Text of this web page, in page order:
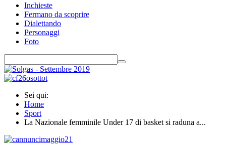
Inchieste
Fermano da scoprire
Dialettando
Personaggi
Foto
Sei qui:
Home
Sport
La Nazionale femminile Under 17 di basket si raduna a...